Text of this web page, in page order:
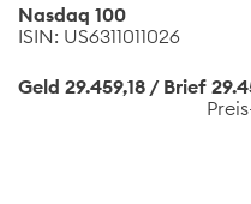
Nasdaq 100
ISIN: US6311011026
Geld 29.459,18 / Brief